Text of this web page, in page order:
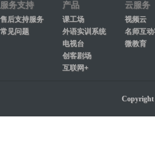
服务支持
售后支持服务
常见问题
产品
课工场
外语实训系统
电视台
创客剧场
互联网+
云服务
视频云
名师互
微教育
Copyright